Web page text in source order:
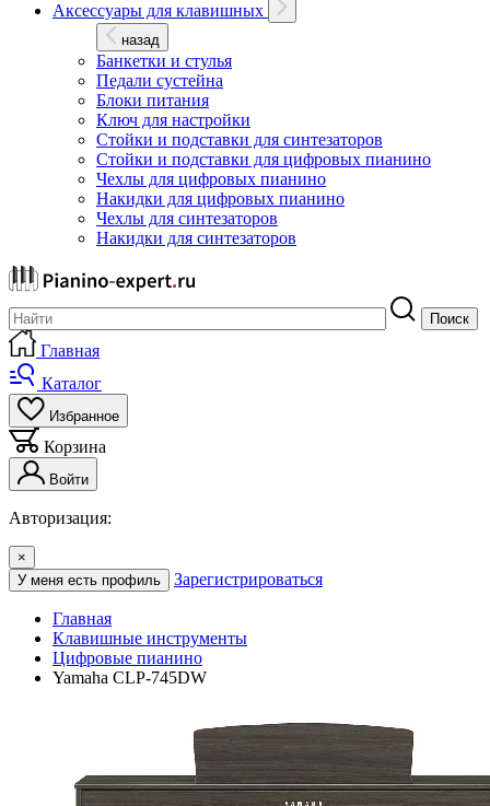
Аксессуары для клавишных
назад
Банкетки и стулья
Педали сустейна
Блоки питания
Ключ для настройки
Стойки и подставки для синтезаторов
Стойки и подставки для цифровых пианино
Чехлы для цифровых пианино
Накидки для цифровых пианино
Чехлы для синтезаторов
Накидки для синтезаторов
Поиск
Главная
Каталог
Избранное
Корзина
Войти
Авторизация:
×
У меня есть профиль
Зарегистрироваться
Главная
Клавишные инструменты
Цифровые пианино
Yamaha CLP-745DW